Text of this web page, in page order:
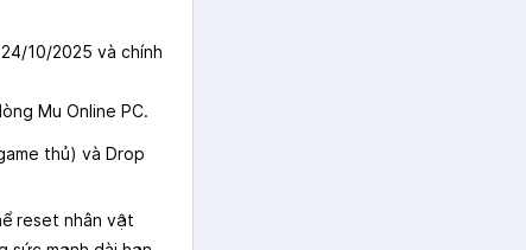
10/2025 và chính
Mu Online PC.
thủ) và Drop
reset nhân vật